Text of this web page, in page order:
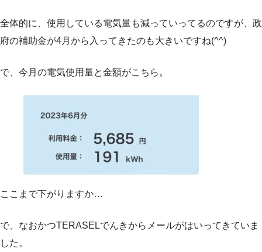
全体的に、使用している電気量も減っていってるのですが、政
府の補助金が4月から入ってきたのも大きいですね(^^)
で、今月の電気使用量と金額がこちら。
ここまで下がりますか…
で、なおかつTERASELでんきからメールがはいってきていま
した。